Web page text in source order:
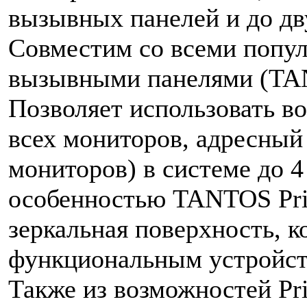
вызывных панелей и до
Совместим со всеми
вызывными панелями
Позволяет использовать
всех мониторов,
мониторов) в системе до
особенностью TANTOS
зеркальная поверхность,
функциональным
Также из возможностей